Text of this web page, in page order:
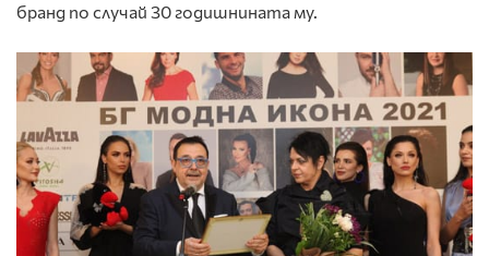
бранд по случай 30 годишнината му.